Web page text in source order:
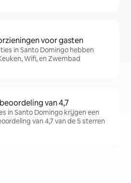
voor gasten
in Santo Domingo hebben
Wifi, en Zwembad
van 4,7
in Santo Domingo krijgen een
van 4,7 van de 5 sterren